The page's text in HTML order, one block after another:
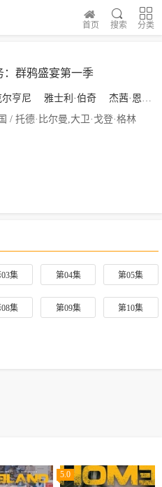
分类
搜索
首页
：群鸦盛宴第一季
尔亨尼 雅士利·伯奇
杰茜·恩尼斯
/ 托德·比尔曼,大卫·戈登·格林
集 第04集 第05集
集 第09集 第10集
5.0